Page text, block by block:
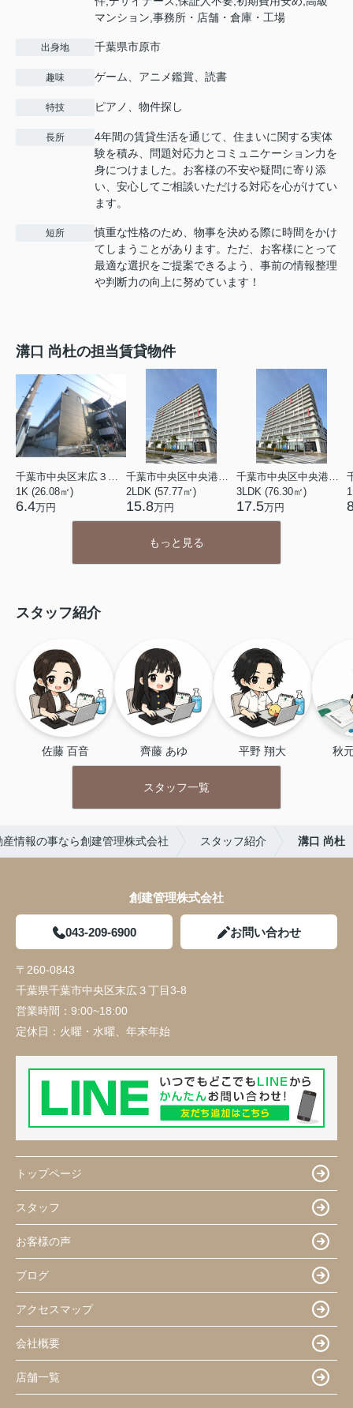
マンション,事務所・店舗・倉庫・工場
出身地 千葉県市原市
趣味 ゲーム、アニメ鑑賞、読書
特技 ピアノ、物件探し
長所
4年間の賃貸生活を通じて、住まいに関する実体
験を積み、問題対応力とコミュニケーション力を
身につけました。お客様の不安や疑問に寄り添
い、安心してご相談いただける対応を心がけてい
ます。
短所
慎重な性格のため、物事を決める際に時間をかけ
てしまうことがあります。ただ、お客様にとって
最適な選択をご提案できるよう、事前の情報整理
や判断力の向上に努めています！
溝口 尚杜の担当賃貸物件
1K (26.08㎡)
6.4万円
2LDK (57.77㎡)
15.8万円
3LDK (76.30㎡)
17.5万円
もっと見る
スタッフ紹介
佐藤 百音 齊藤 あゆ 平野 翔大 秋
スタッフ一覧
情報の事なら創建管理株式会社 スタッフ紹介 溝口 尚杜
創建管理株式会社
043-209-6900 お問い合わせ
〒260-0843
千葉県千葉市中央区末広３丁目3-8
営業時間： 9:00~18:00
定休日： 火曜・水曜、年末年始
トップページ
スタッフ
お客様の声
ブログ
アクセスマップ
会社概要
店舗一覧